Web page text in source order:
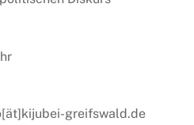
greifswald.de